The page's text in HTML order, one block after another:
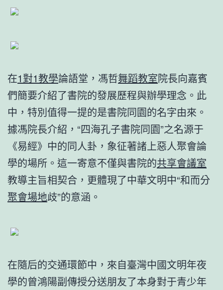
在1對1教學論語堂，馮哲舞蹈教室院長向嘉賓
們簡要介紹了書院的發展歷程與辦學理念。此
中，特別值得一提的是書院同園的名字由來。
據馮院長介紹，“四海孔子書院同園”之名源于
《易經》中的同人卦，象征著諸上惡人聚會論
學的場所。這一寄意不僅與書院的共享會議室
教導主旨相契合，更體現了中華文明中“和而分
聚會場地歧”的意涵。
在隨后的交通環節中，來自臺灣中國文明年夜
學的曾鴻陽副傳授分送朋友了本身對于青少年